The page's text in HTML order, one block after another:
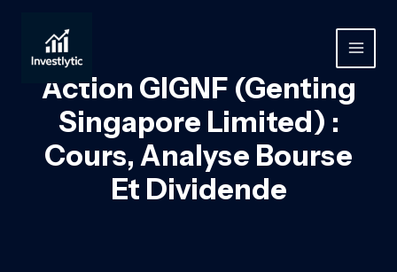
contenu
MAIN
Action GIGNF (Genting
Singapore Limited) :
Cours, Analyse Bourse
Et Dividende